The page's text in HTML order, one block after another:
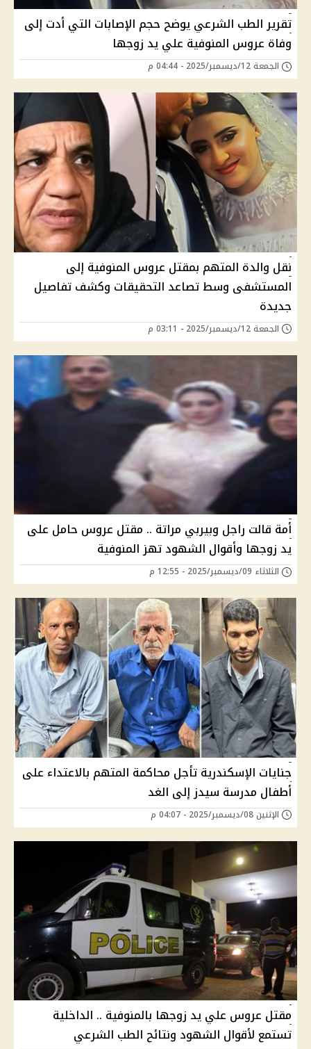
تقرير الطب الشرعي يوضح حجم الإصابات التي أدت إلى
وفاة عروس المنوفية علي يد زوجها
الجمعة 12/ديسمبر/2025 - 04:44 م
نقل والدة المتهم بمقتل عروس المنوفية إلى
المستشفى وسط تصاعد التحقيقات وكشف تفاصيل
جديدة
الجمعة 12/ديسمبر/2025 - 03:11 م
أمة قالت راجل وبيربي مراتة .. مقتل عروس حامل على
يد زوجها وأقوال الشهود تهز المنوفية
الثلاثاء 09/ديسمبر/2025 - 12:55 م
جنايات الإسكندرية تأجل محاكمة المتهم بالاعتداء على
أطفال مدرسة سيدز إلى الغد
الإثنين 08/ديسمبر/2025 - 04:07 م
مقتل عروس علي يد زوجها بالمنوفية .. الداخلية
تستمع لأقوال الشهود ونتائح الطب الشرعي